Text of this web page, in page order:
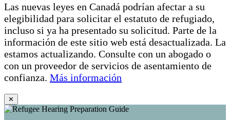
Las nuevas leyes en Canadá podrían afectar a su
elegibilidad para solicitar el estatuto de refugiado,
incluso si ya ha presentado su solicitud. Parte de la
información de este sitio web está desactualizada. La
estamos actualizando. Consulte con un abogado o
con un proveedor de servicios de asentamiento de
confianza. Más información
✕